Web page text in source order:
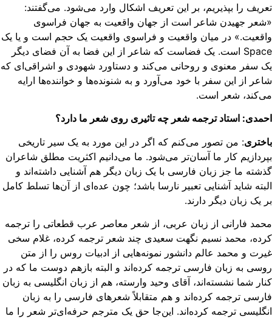
را بپذیریم، بر این تعریف اشکال وارد می‌شود. می‌گفتند:
جهیدن شاعر است از جهان واقعیت به جهان فراسوی
در میان واقعیت و فراسوی واقعیت یک حجم است و یا یک
Space است. یک فضاست که شاعر از این فضا به آن فضای دیگر
سفر معنوی و روحانی می‌کند و دستاورد شهودی و اشراقی‌ای که
از این سفر با خود می‌آورد و به شنونده‌ها و خواننده‌ها ارایه
شعر است.
استاد ترجمه شعر چه تاثیری روی شعر ما دارد؟
: من تصور می‌کنم که اگر در این مورد به یک سیر تاریخی
کار ما آسان‌تر می‌شود. ما می‌دانیم اکثریت مطلق شاعران
ما جز زبان فارسی با یک زبان دیگر هم ‌آشنایی داشته‌اند و
شاید آشنایی تعبیر نارسا باشد؛ چون عده‌ای از آن‌‌ها تسلط کامل
یک زبان دیگر دارند.
فارانی از زبان عربی،‌ از شعر معاصر عرب قطعاتی را ترجمه
محمد نسیم نگهت سعیدی چند شعر ترجمه کرده، غلام سخی
و محمد عالم دانشور نمونه‌هایی از ادبیات روس را از متن
به زبان فارسی ترجمه کرده‌اند و البته بازهم دوست ما که در
شما نشسته‌اند، آقای وحید وارسته، هم از زبان انگلیسی به زبان
ترجمه کرده‌اند و هم متقابلاً شعرهای فارسی را به زبان
ترجمه کرده‌اند. این‌جا حق یک مترجم حرفه‌ای‌‌تر شعر را ما